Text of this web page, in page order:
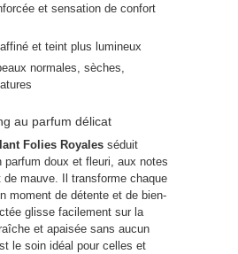
et sensation de confort
et teint plus lumineux
normales, sèches,
au parfum délicat
Folies Royales séduit
parfum doux et fleuri, aux notes
mauve. Il transforme chaque
moment de détente et de bien-
glisse facilement sur la
et apaisée sans aucun
le soin idéal pour celles et